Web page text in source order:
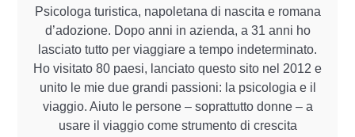
Psicologa turistica, napoletana di nascita e romana
d’adozione. Dopo anni in azienda, a 31 anni ho
lasciato tutto per viaggiare a tempo indeterminato.
Ho visitato 80 paesi, lanciato questo sito nel 2012 e
unito le mie due grandi passioni: la psicologia e il
viaggio. Aiuto le persone – soprattutto donne – a
usare il viaggio come strumento di crescita